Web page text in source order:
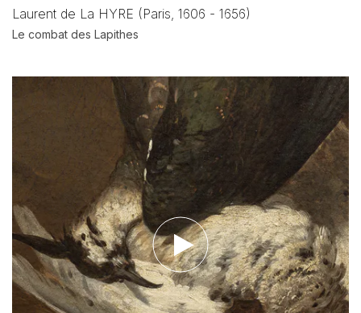
Laurent de La HYRE (Paris, 1606 - 1656)
Le combat des Lapithes